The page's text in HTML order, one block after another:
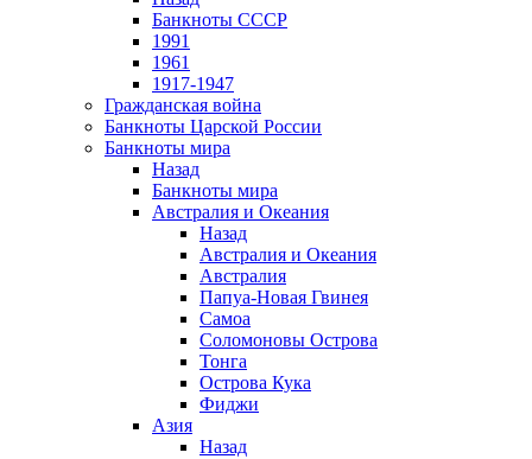
Банкноты СССР
1991
1961
1917-1947
Гражданская война
Банкноты Царской России
Банкноты мира
Назад
Банкноты мира
Австралия и Океания
Назад
Австралия и Океания
Австралия
Папуа-Новая Гвинея
Самоа
Соломоновы Острова
Тонга
Острова Кука
Фиджи
Азия
Назад